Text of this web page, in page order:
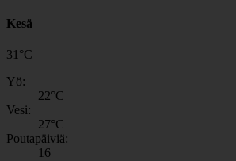
Kesä
31 °C
Yö:
22°C
Vesi:
27°C
Poutapäiviä:
16